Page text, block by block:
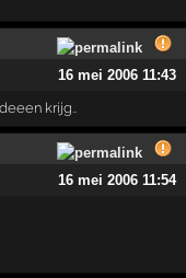
16 mei 2006 11:43
krijg..
16 mei 2006 11:54